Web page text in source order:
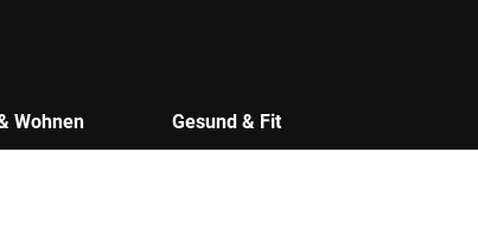
Wohnen Gesund & Fit